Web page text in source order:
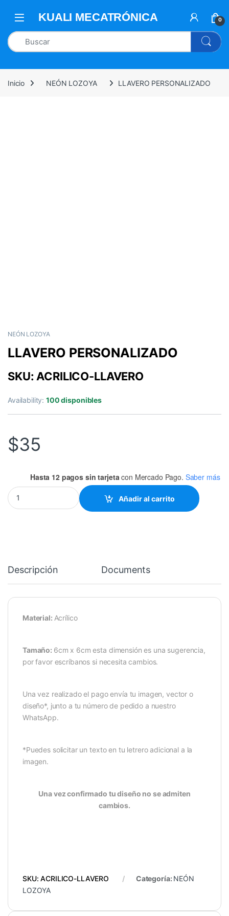
0
Inicio NEÓN LOZOYA LLAVERO PERSONALIZADO
NEÓN LOZOYA
LLAVERO PERSONALIZADO
SKU: ACRILICO-LLAVERO
Availability:100 disponibles
$35
Hasta 12 pagos sin tarjeta con Mercado Pago. Saber más
LLAVERO PERSONALIZADO quantity
Añadir al carrito
Descripción Documents
Material: Acrílico
Tamaño: 6cm x 6cm esta dimensión es una sugerencia,
por favor escríbanos si necesita cambios.
Una vez realizado el pago envía tu imagen, vector o
diseño*, junto a tu número de pedido a nuestro
WhatsApp.
*Puedes solicitar un texto en tu letrero adicional a la
imagen.
Una vez confirmado tu diseño no se admiten
cambios.
SKU:ACRILICO-LLAVERO Categoría: NEÓN
LOZOYA